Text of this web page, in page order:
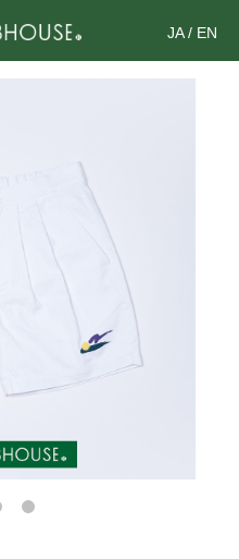
JA/ EN